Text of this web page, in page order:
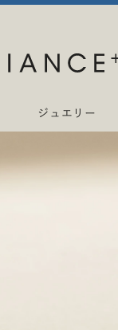
ジュエリー